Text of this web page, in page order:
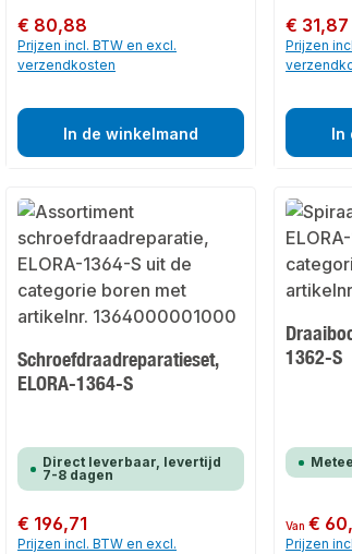
Normale prijs:
€ 80,88
Prijzen incl. BTW en excl.
verzendkosten
In de winkelmand
Normale
€ 31,87
Prijzen
In
Schroefdraadreparatieset,
ELORA-1364-S
Direct leverbaar, levertijd
7-8 dagen
Normale prijs:
€ 196,71
Prijzen incl. BTW en excl.
1362-S
Normale
Van€
Prijzen